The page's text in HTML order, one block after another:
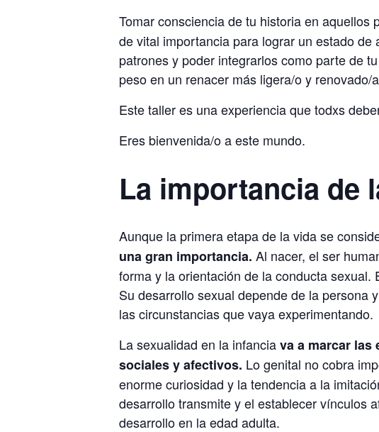
Tomar consciencia de tu historia en aquellos
de vital importancia para lograr un estado
patrones y poder integrarlos como parte de
peso en un renacer más ligera/o y renovado/
Este taller es una experiencia que todxs
Eres bienvenida/o a este mundo.
La importancia de
Aunque la primera etapa de la vida se
una gran importancia. Al nacer, el ser
forma y la orientación de la conducta
Su desarrollo sexual depende de la persona
las circunstancias que vaya experimentando.
La sexualidad en la infanciava a marcar las
sociales y afectivos. Lo genital no cobra
enorme curiosidad y la tendencia a la
desarrollo transmite y el establecer vínculos
desarrollo en la edad adulta.